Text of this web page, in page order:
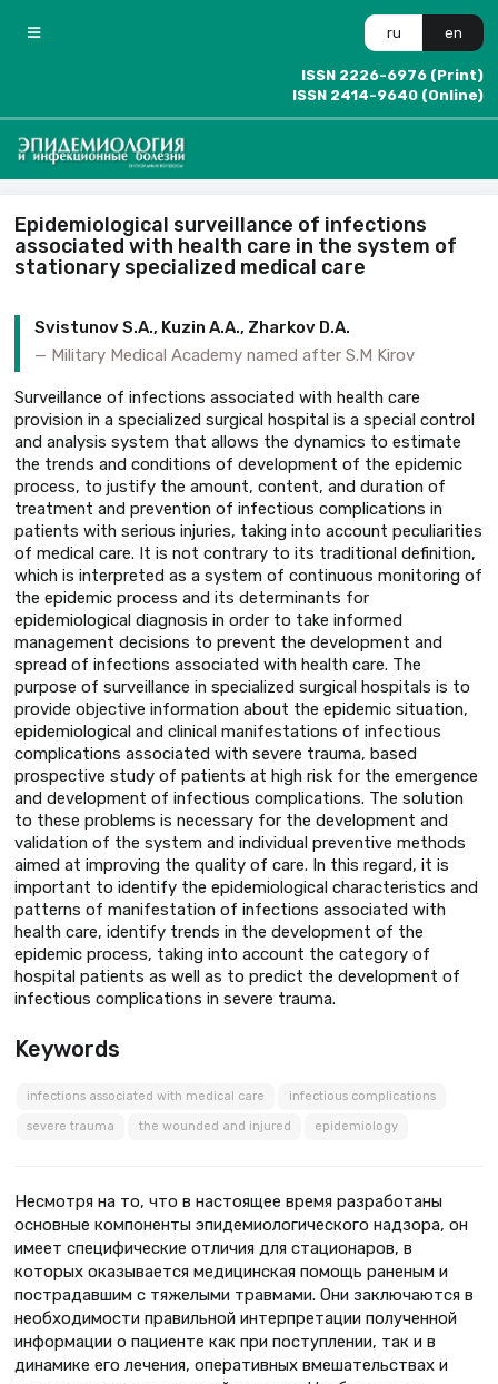
ru en
ISSN 2226-6976 (Print)
ISSN 2414-9640 (Online)
Epidemiological surveillance of infections
associated with health care in the system of
stationary specialized medical care
Svistunov S.A., Kuzin A.A., Zharkov D.A.
Military Medical Academy named after S.M Kirov
Surveillance of infections associated with health care
provision in a specialized surgical hospital is a special control
and analysis system that allows the dynamics to estimate
the trends and conditions of development of the epidemic
process, to justify the amount, content, and duration of
treatment and prevention of infectious complications in
patients with serious injuries, taking into account peculiarities
of medical care. It is not contrary to its traditional definition,
which is interpreted as a system of continuous monitoring of
the epidemic process and its determinants for
epidemiological diagnosis in order to take informed
management decisions to prevent the development and
spread of infections associated with health care. The
purpose of surveillance in specialized surgical hospitals is to
provide objective information about the epidemic situation,
epidemiological and clinical manifestations of infectious
complications associated with severe trauma, based
prospective study of patients at high risk for the emergence
and development of infectious complications. The solution
to these problems is necessary for the development and
validation of the system and individual preventive methods
aimed at improving the quality of care. In this regard, it is
important to identify the epidemiological characteristics and
patterns of manifestation of infections associated with
health care, identify trends in the development of the
epidemic process, taking into account the category of
hospital patients as well as to predict the development of
infectious complications in severe trauma.
Keywords
infections associated with medical care infectious complications
severe trauma the wounded and injured epidemiology
Несмотря на то, что в настоящее время разработаны
основные компоненты эпидемиологического надзора, он
имеет специфические отличия для стационаров, в
которых оказывается медицинская помощь раненым и
пострадавшим с тяжелыми травмами. Они заключаются в
необходимости правильной интерпретации полученной
информации о пациенте как при поступлении, так и в
динамике его лечения, оперативных вмешательствах и